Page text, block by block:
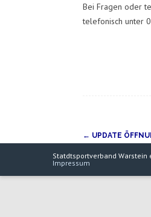
Bei Fragen oder
telefonisch unter
Navigation
(Beiträge)
← UPDATE
Statdtsportverband Warstein
Impressum